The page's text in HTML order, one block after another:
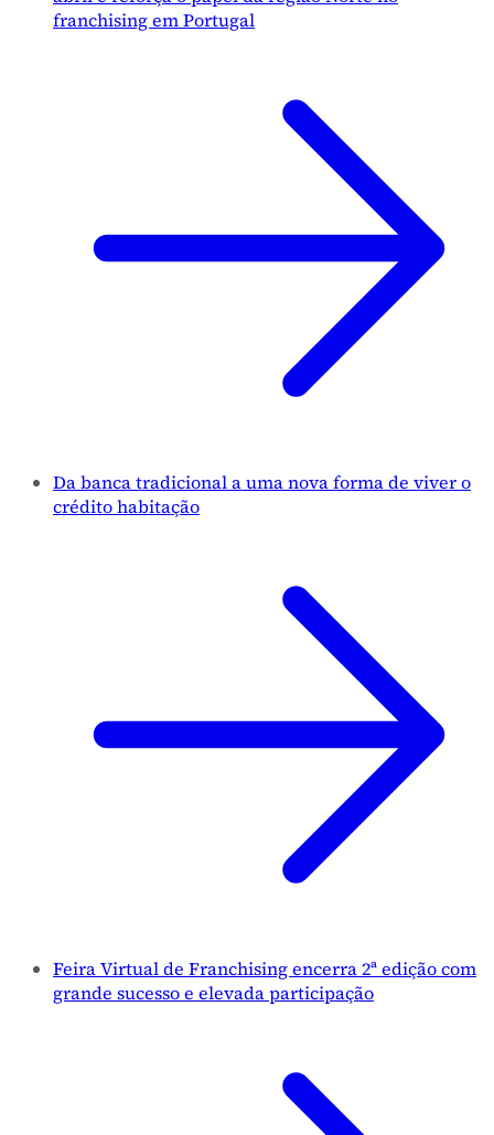
franchising em Portugal
Da banca tradicional a uma nova forma de viver o
crédito habitação
Feira Virtual de Franchising encerra 2ª edição com
grande sucesso e elevada participação